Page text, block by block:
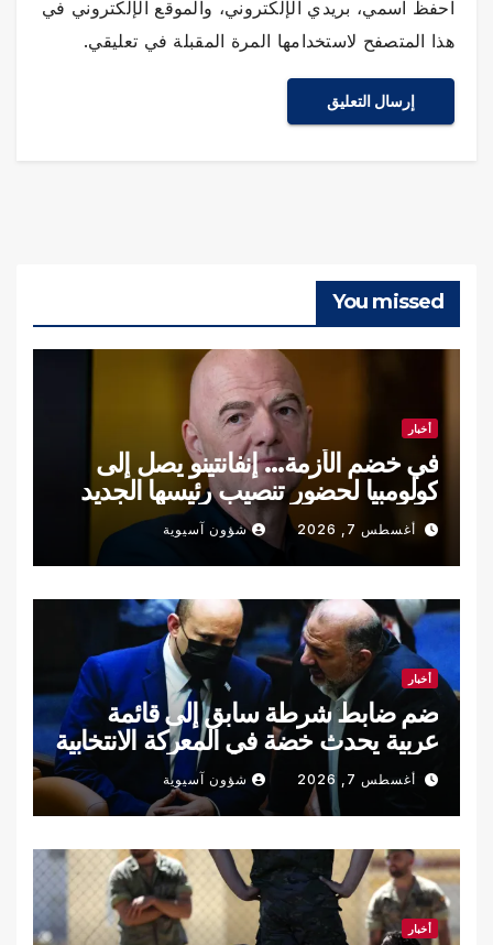
احفظ اسمي، بريدي الإلكتروني، والموقع الإلكتروني في
هذا المتصفح لاستخدامها المرة المقبلة في تعليقي.
You missed
أخبار
في خضم الأزمة… إنفانتينو يصل إلى
كولومبيا لحضور تنصيب رئيسها الجديد
أغسطس 7, 2026 شؤون آسيوية
أخبار
ضم ضابط شرطة سابق إلى قائمة
عربية يحدث خضة في المعركة الانتخابية
الإسرائيلية
أغسطس 7, 2026 شؤون آسيوية
أخبار